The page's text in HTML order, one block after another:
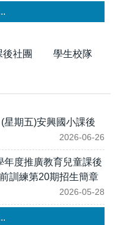
後社團 學生校隊
星期五)安興國小課後
2026-06-26
年度推廣教育兒童課後
訓練第20期招生簡章
2026-05-28